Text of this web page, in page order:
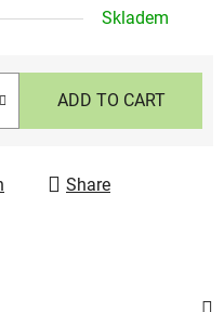
Skladem
ADD TO CART
Share